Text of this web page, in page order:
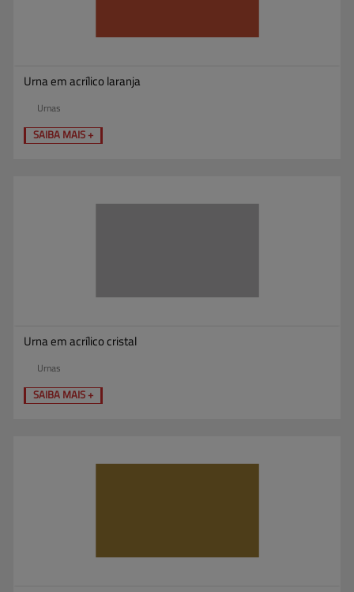
Urna em acrílico laranja
Urnas
SAIBA MAIS +
Urna em acrílico cristal
Urnas
SAIBA MAIS +